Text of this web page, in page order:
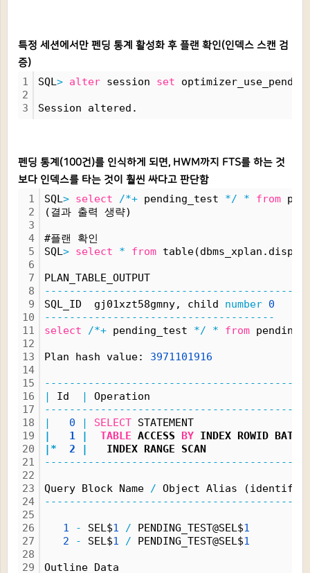
특정 세션에서만 펜딩 통계 활성화 후 플랜 확인(인덱스 스캔 검
증)
1
2
3
SQL> alter session set
Session altered.
펜딩 통계(100건)를 인식하게 되면, HWM까지 FTS를 하는 것
보다 인덱스를 타는 것이 훨씬 싸다고 판단함
1
2
3
4
5
6
7
8
9
10
11
12
13
14
15
16
17
18
19
20
21
22
23
24
25
26
27
28
29
SQL> select /*+ pending_test */ * from
(결과 출력 생략)
#플랜 확인
SQL> select * from
PLAN_TABLE_OUTPUT
SQL_ID  gj01xzt58gmny, child number 0
-------------------------------------
select
/*+ pending_test */ * from
Plan hash value: 3971101916
|
Id |
|
0 | SELECT
|
1 | TABLE ACCESS BY INDEX ROWID
|*
2 |
INDEX RANGE
Query Block Name / Object Alias
1 - SEL$1 / PENDING_TEST@SEL$1
2
- SEL$1 / PENDING_TEST@SEL$1
Outline Data